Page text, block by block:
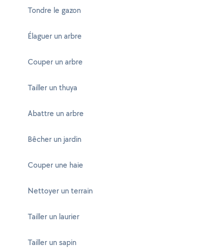
Tondre le gazon
Élaguer un arbre
Couper un arbre
Tailler un thuya
Abattre un arbre
Bêcher un jardin
Couper une haie
Nettoyer un terrain
Tailler un laurier
Tailler un sapin